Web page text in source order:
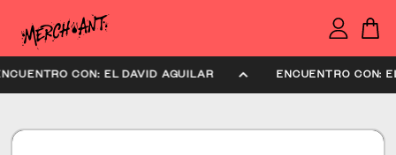
ENCUENTRO CON: EL DAVID AGUILAR ENCUENTRO